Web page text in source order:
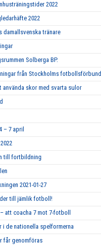
2022
2022
damallsvenska tränare
Solberga BP.
från Stockholms fotbollsförbund
använda skor med svarta sulor
– 7 april
till fortbildning
2021-01-27
till jämlik fotboll!
att coacha 7 mot 7-fotboll
de nationella spelformerna
får genomföras